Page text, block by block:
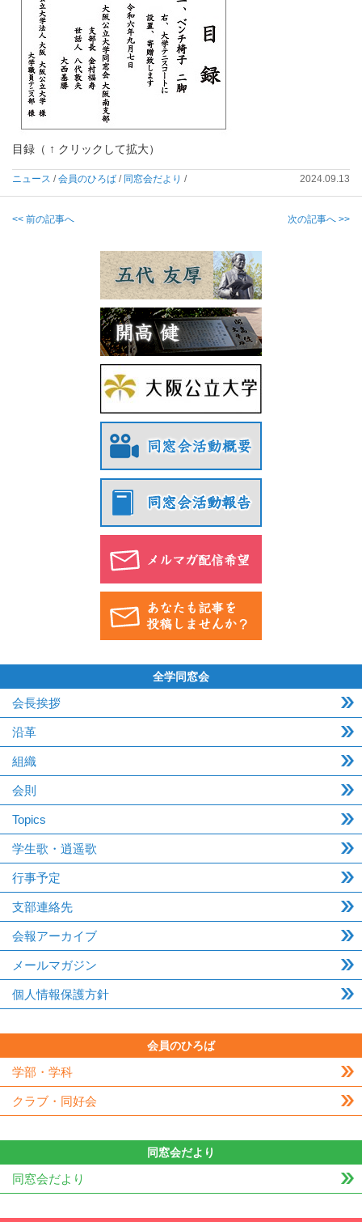
目録（ ↑ クリックして拡大）
ニュース /会員のひろば / 同窓会だより / 2024.09.13
<< 前の記事へ 次の記事へ >>
全学同窓会
会長挨拶
沿革
組織
会則
Topics
学生歌・逍遥歌
行事予定
支部連絡先
会報アーカイブ
メールマガジン
個人情報保護方針
会員のひろば
学部・学科
クラブ・同好会
同窓会だより
同窓会だより